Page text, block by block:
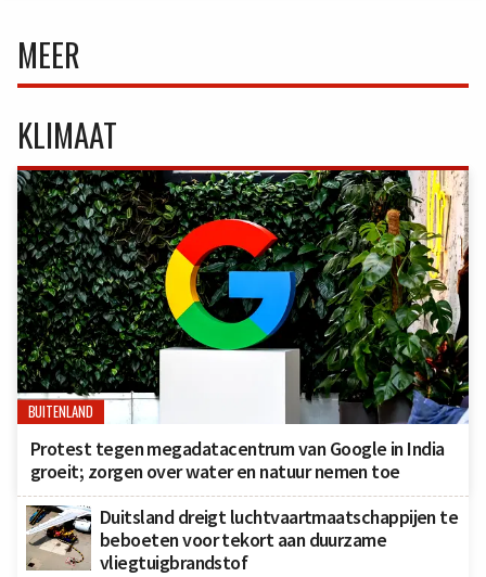
MEER
KLIMAAT
BUITENLAND
Protest tegen megadatacentrum van Google in India
groeit; zorgen over water en natuur nemen toe
Duitsland dreigt luchtvaartmaatschappijen te
beboeten voor tekort aan duurzame
vliegtuigbrandstof